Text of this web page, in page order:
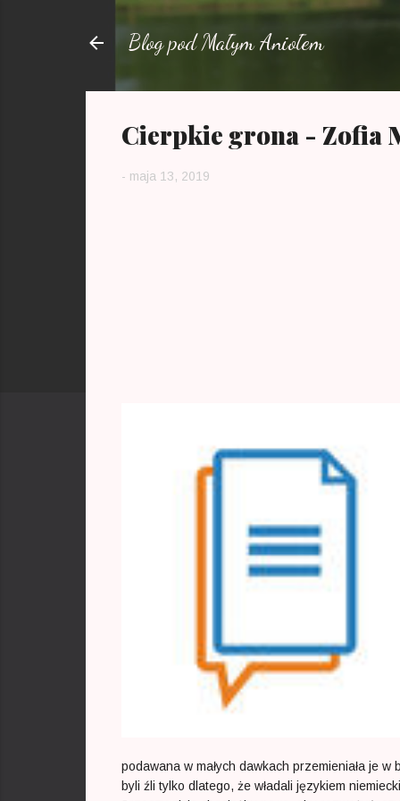
Blog pod Małym Aniołem
Cierpkie grona - Zofia
- maja 13, 2019
podawana w małych dawkach przemieniała je
byli źli tylko dlatego, że władali językiem